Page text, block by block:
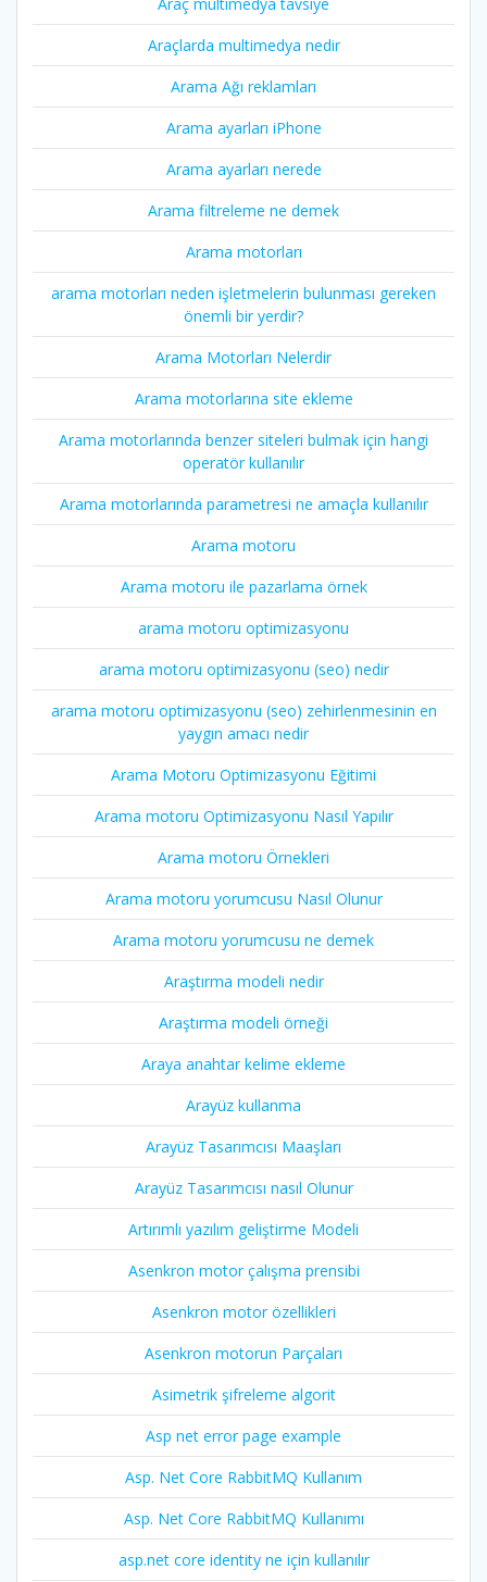
Araçlarda multimedya nedir
Arama Ağı reklamları
Arama ayarları iPhone
Arama ayarları nerede
Arama filtreleme ne demek
Arama motorları
arama motorları neden işletmelerin bulunması gereken
önemli bir yerdir?
Arama Motorları Nelerdir
Arama motorlarına site ekleme
Arama motorlarında benzer siteleri bulmak için hangi
operatör kullanılır
Arama motorlarında parametresi ne amaçla kullanılır
Arama motoru
Arama motoru ile pazarlama örnek
arama motoru optimizasyonu
arama motoru optimizasyonu (seo) nedir
arama motoru optimizasyonu (seo) zehirlenmesinin en
yaygın amacı nedir
Arama Motoru Optimizasyonu Eğitimi
Arama motoru Optimizasyonu Nasıl Yapılır
Arama motoru Örnekleri
Arama motoru yorumcusu Nasıl Olunur
Arama motoru yorumcusu ne demek
Araştırma modeli nedir
Araştırma modeli örneği
Araya anahtar kelime ekleme
Arayüz kullanma
Arayüz Tasarımcısı Maaşları
Arayüz Tasarımcısı nasıl Olunur
Artırımlı yazılım geliştirme Modeli
Asenkron motor çalışma prensibi
Asenkron motor özellikleri
Asenkron motorun Parçaları
Asimetrik şifreleme algorit
Asp net error page example
Asp. Net Core RabbitMQ Kullanım
Asp. Net Core RabbitMQ Kullanımı
asp.net core identity ne için kullanılır